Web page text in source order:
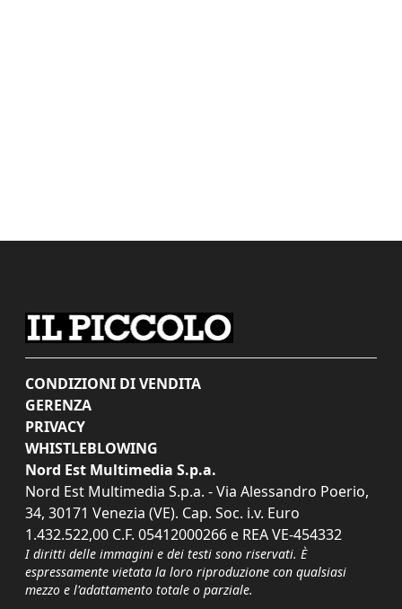
CONDIZIONI DI VENDITA
GERENZA
PRIVACY
WHISTLEBLOWING
Nord Est Multimedia S.p.a.
Nord Est Multimedia S.p.a. - Via Alessandro Poerio,
34, 30171 Venezia (VE). Cap. Soc. i.v. Euro
1.432.522,00 C.F. 05412000266 e REA VE-454332
I diritti delle immagini e dei testi sono riservati. È
espressamente vietata la loro riproduzione con qualsiasi
mezzo e l'adattamento totale o parziale.